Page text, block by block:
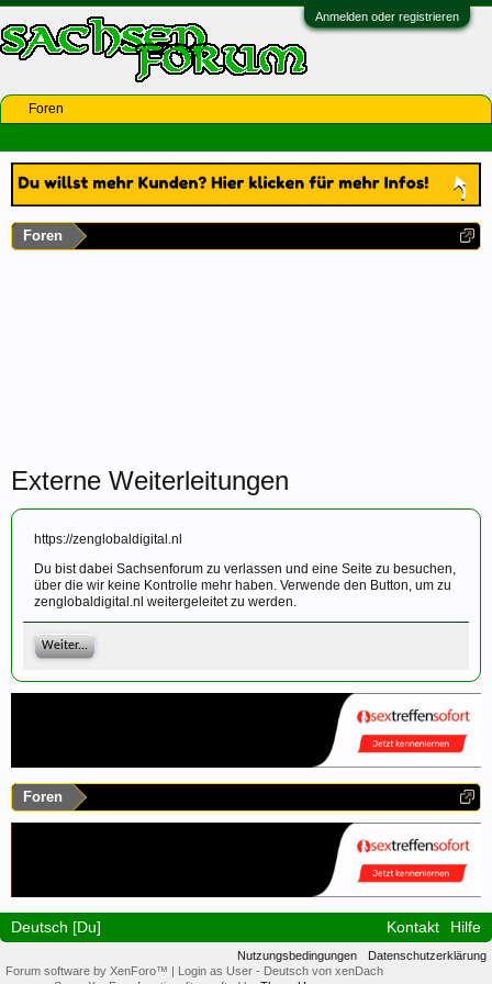
Anmelden oder registrieren
Foren
Externe Weiterleitungen
https://zenglobaldigital.nl
Du bist dabei Sachsenforum zu verlassen und eine Seite zu besuchen,
über die wir keine Kontrolle mehr haben. Verwende den Button, um zu
zenglobaldigital.nl weitergeleitet zu werden.
Weiter...
Foren
Foren
Deutsch [Du] Kontakt Hilfe
Nutzungsbedingungen
Datenschutzerklärung
Forum software by XenForo™ | Login as User - Deutsch von xenDach